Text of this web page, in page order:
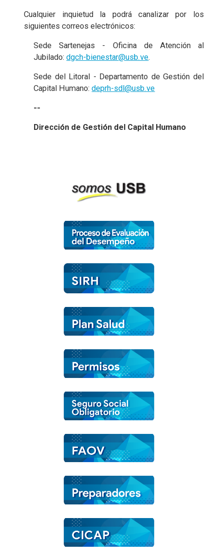
Cualquier inquietud la podrá canalizar por los
siguientes correos electrónicos:
Sede Sartenejas - Oficina de Atención al
Jubilado:dgch-bienestar@usb.ve.
Sede del Litoral - Departamento de Gestión del
Capital Humano:deprh-sdl@usb.ve
--
Dirección de Gestión del Capital Humano